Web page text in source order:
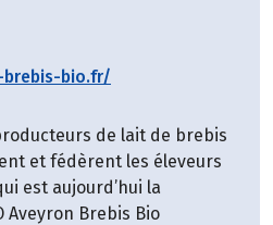
bio.fr/
de lait de brebis
et fédèrent les éleveurs
est aujourd’hui la
Aveyron Brebis Bio